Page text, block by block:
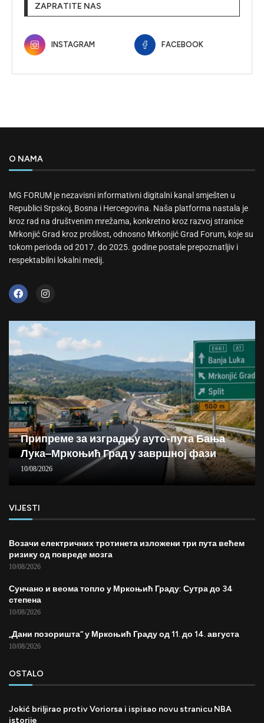
ZAPRATITE NAS
INSTAGRAM FACEBOOK
O NAMA
MG FORUM je nezavisni informativni digitalni kanal smješten u
Republici Srpskoj, Bosna i Hercegovina. Naša platforma nastala je
kroz rad na društvenim mrežama, konkretno kroz razvoj stranice
Mrkonjić Grad kroz prošlost, odnosno Mrkonjić Grad Forum, koje su
tokom perioda od 2017. do 2025. godine postale prepoznatljiv i
respektabilni lokalni medij.
Припреме за изградњу ауто-пута Бања
Лука–Мркоњић Град у завршној фази
10/08/2026
VIJESTI
Возачи електричних тротинета изложени три пута већем
ризику од повреде мозга
10/08/2026
Сунчано и веома топло у Мркоњић Граду: Сутра до 34
степена
10/08/2026
„Дани позоришта“ у Мркоњић Граду од 11. до 14. августа
10/08/2026
OSTALO
Jokić briljirao protiv Voriorsa i ispisao novu stranicu NBA
istorije